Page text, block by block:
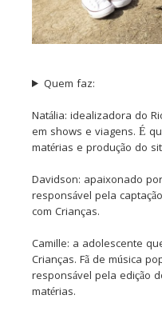
Quem faz:
Natália: idealizadora do
em shows e viagens. É
matérias e produção do
Davidson: apaixonado
responsável pela
com Crianças.
Camille: a adolescente
Crianças. Fã de música
responsável pela edição
matérias.